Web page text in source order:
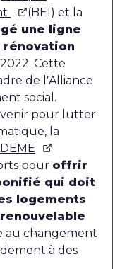
(BEI) et la
une ligne
rénovation
Cette
de l’Alliance
social.
venir pour lutter
la
pour offrir
qui doit
logements
au changement
à des